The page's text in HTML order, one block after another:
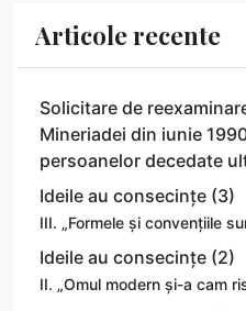
Articole recente
Solicitare de
Mineriadei din iunie
persoanelor decedate
Ideile au consecințe (3)
III. „Formele și convențiile
Ideile au consecințe (2)
II. „Omul modern și-a cam